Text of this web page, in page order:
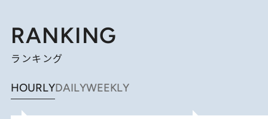
RANKING
ランキング
HOURLYDAILYWEEKLY